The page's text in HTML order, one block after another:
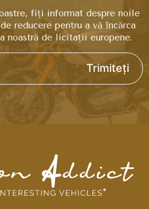
fiți informat despre noile
reducere pentru a vă încărca
noastră de licitații europene.
Trimiteți